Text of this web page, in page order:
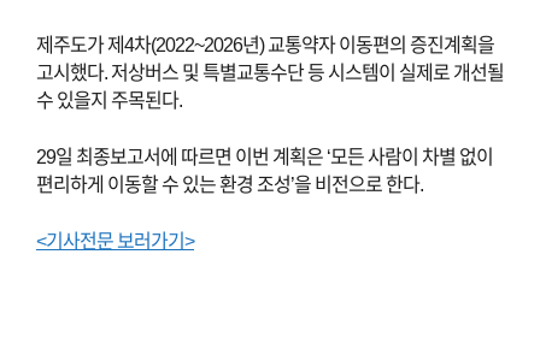
제주도가 제4차(2022~2026년) 교통약자 이동편의 증진계획을
고시했다. 저상버스 및 특별교통수단 등 시스템이 실제로 개선될
수 있을지 주목된다.
29일 최종보고서에 따르면 이번 계획은 ‘모든 사람이 차별 없이
편리하게 이동할 수 있는 환경 조성’을 비전으로 한다.
<기사전문 보러가기>